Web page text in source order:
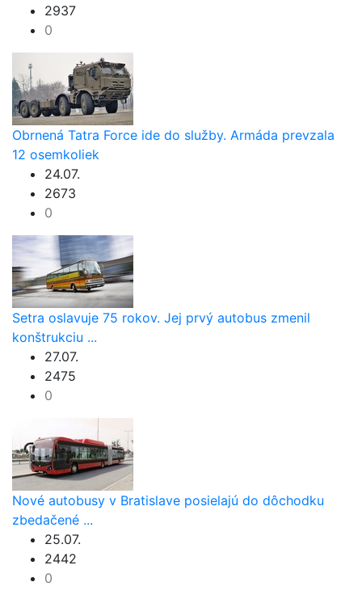
2937
0
Obrnená Tatra Force ide do služby. Armáda prevzala
12 osemkoliek
24.07.
2673
0
Setra oslavuje 75 rokov. Jej prvý autobus zmenil
konštrukciu ...
27.07.
2475
0
Nové autobusy v Bratislave posielajú do dôchodku
zbedačené ...
25.07.
2442
0